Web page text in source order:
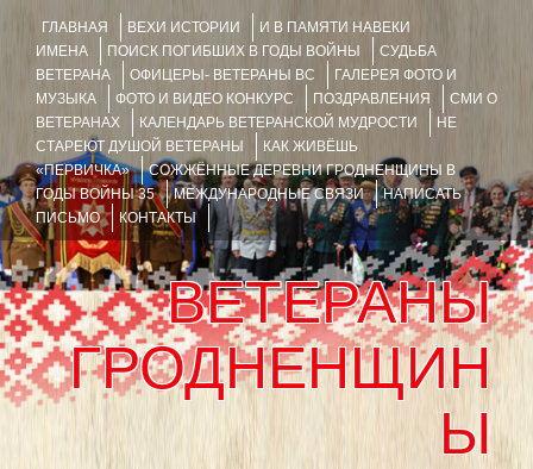
ГЛАВНАЯ ВЕХИ ИСТОРИИ
И В ПАМЯТИ НАВЕКИ
ИМЕНА
ПОИСК ПОГИБШИХ В ГОДЫ ВОЙНЫ
СУДЬБА
ВЕТЕРАНА
ОФИЦЕРЫ- ВЕТЕРАНЫ ВС
ГАЛЕРЕЯ ФОТО И
МУЗЫКА
ФОТО И ВИДЕО КОНКУРС ПОЗДРАВЛЕНИЯ
СМИ О
ВЕТЕРАНАХ
КАЛЕНДАРЬ ВЕТЕРАНСКОЙ МУДРОСТИ
НЕ
СТАРЕЮТ ДУШОЙ ВЕТЕРАНЫ
КАК ЖИВЁШЬ
«ПЕРВИЧКА»
СОЖЖЁННЫЕ ДЕРЕВНИ ГРОДНЕНЩИНЫ В
ГОДЫ ВОЙНЫ 35
МЕЖДУНАРОДНЫЕ СВЯЗИ
НАПИСАТЬ
ПИСЬМО
КОНТАКТЫ
ВЕТЕРАНЫ
ГРОДНЕНЩИН
Ы